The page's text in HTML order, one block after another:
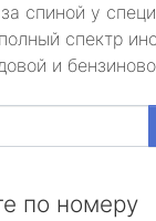
спиной у
спектр
и
по номеру